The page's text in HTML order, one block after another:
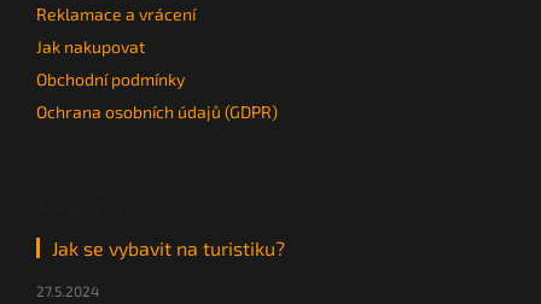
Reklamace a vrácení
Jak nakupovat
Obchodní podmínky
Ochrana osobních údajů (GDPR)
Jak se vybavit na turistiku?
27.5.2024